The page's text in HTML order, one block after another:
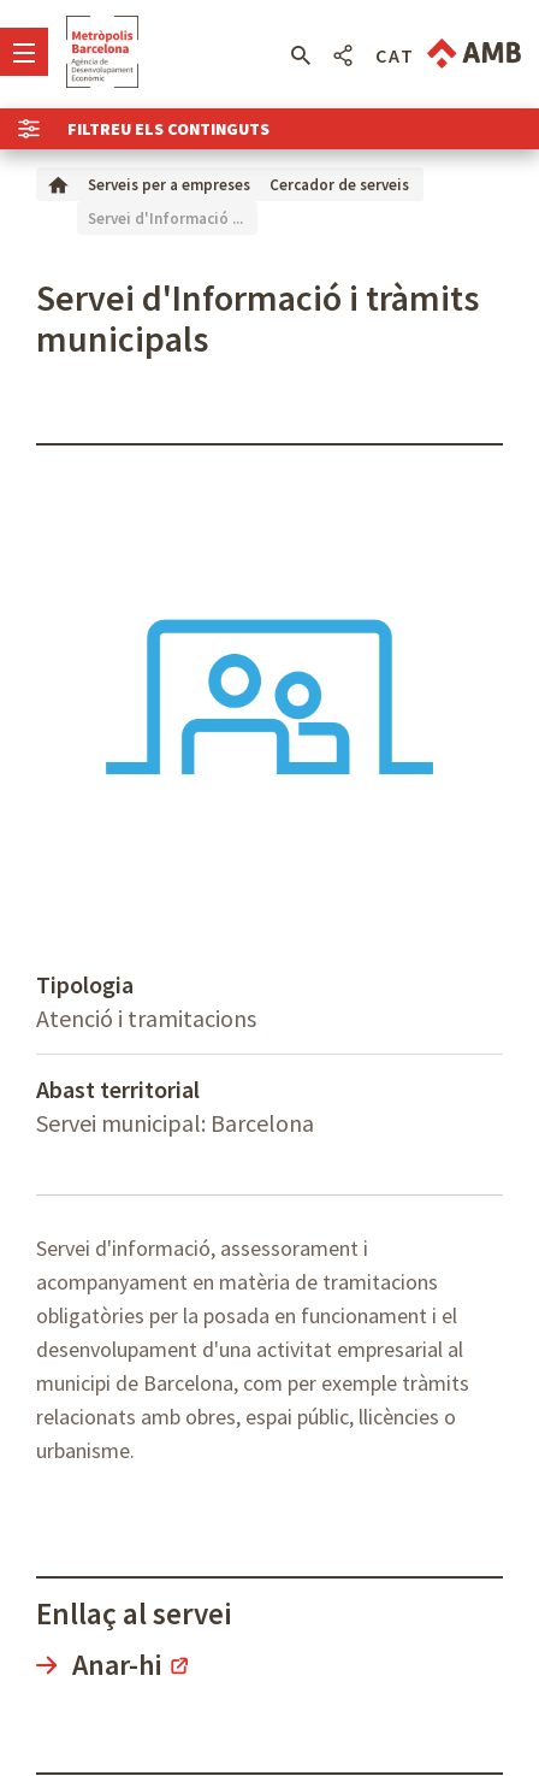
FILTREU ELS CONTINGUTS
CAT
Serveis per a empreses
Cercador de serveis
Servei d'Informació ...
Servei d'Informació i tràmits
municipals
Tipologia
Atenció i tramitacions
Abast territorial
Servei municipal: Barcelona
Servei d'informació, assessorament i
acompanyament en matèria de tramitacions
obligatòries per la posada en funcionament i el
desenvolupament d'una activitat empresarial al
municipi de Barcelona, com per exemple tràmits
relacionats amb obres, espai públic, llicències o
urbanisme.
Enllaç al servei
Anar-hi